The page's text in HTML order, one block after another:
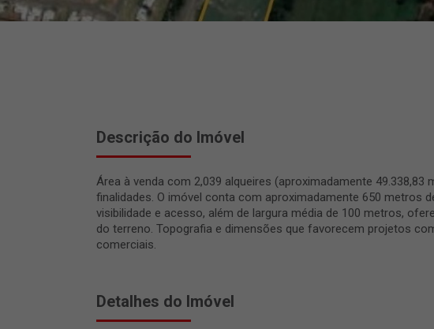
Descrição do Imóvel
Área à venda com 2,039 alqueires (aproximadamente 49.338,83
finalidades. O imóvel conta com aproximadamente 650 metros
visibilidade e acesso, além de largura média de 100 metros,
do terreno. Topografia e dimensões que favorecem projetos
comerciais.
Detalhes do Imóvel